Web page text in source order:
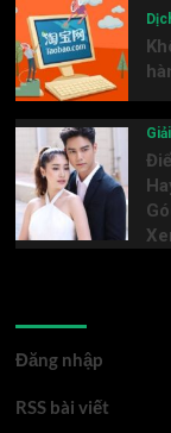
Đăng nhập
RSS bài viết